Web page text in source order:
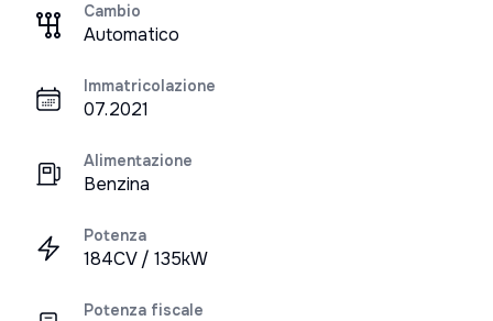
Cambio
Automatico
Immatricolazione
07.2021
Alimentazione
Benzina
Potenza
184CV / 135kW
Potenza fiscale